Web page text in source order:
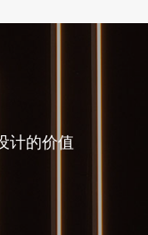
计的价值